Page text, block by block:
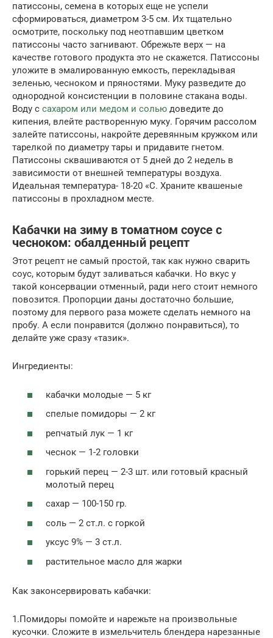
патиссоны, семена в которых еще не успели
сформироваться, диаметром 3-5 см. Их тщательно
осмотрите, поскольку под неотпавшим цветком
патиссоны часто загнивают. Обрежьте верх — на
качестве готового продукта это не скажется. Патиссоны
уложите в эмалированную емкость, перекладывая
зеленью, чесноком и пряностями. Муку разведите до
однородной консистенции в половине стакана воды.
Воду с сахаром или медом и солью доведите до
кипения, влейте растворенную муку. Горячим рассолом
залейте патиссоны, накройте деревянным кружком или
тарелкой по диаметру тары и придавите гнетом.
Патиссоны сквашиваются от 5 дней до 2 недель в
зависимости от внешней температуры воздуха.
Идеальная температура- 18-20 «С. Храните квашеные
патиссоны в прохладном месте.
Кабачки на зиму в томатном соусе с
чесноком: обалденный рецепт
Этот рецепт не самый простой, так как нужно сварить
соус, которым будут заливаться кабачки. Но вкус у
такой консервации отменный, ради него стоит немного
повозится. Пропорции даны достаточно большие,
поэтому для первого раза можете сделать немного на
пробу. А если понравится (должно понравиться), то
делайте уже сразу «тазик».
Ингредиенты:
кабачки молодые — 5 кг
спелые помидоры — 2 кг
репчатый лук — 1 кг
чеснок — 1-2 головки
горький перец — 2-3 шт. или готовый красный
молотый перец
сахар — 100-150 гр.
соль — 2 ст.л. с горкой
уксус 9% — 3 ст.л.
растительное масло для жарки
Как законсервировать кабачки:
1.Помидоры помойте и нарежьте на произвольные
кусочки. Сложите в измельчитель блендера нарезанные